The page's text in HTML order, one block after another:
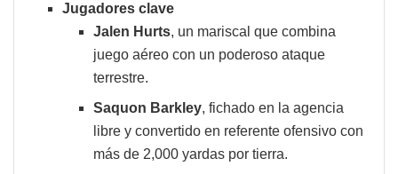
Jugadores clave
Jalen Hurts, un mariscal que combina
juego aéreo con un poderoso ataque
terrestre.
Saquon Barkley, fichado en la agencia
libre y convertido en referente ofensivo con
más de 2,000 yardas por tierra.